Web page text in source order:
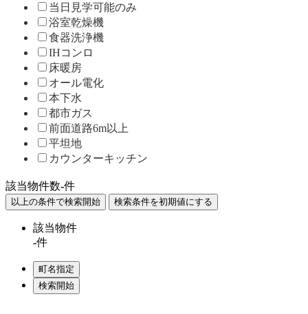
当日見学可能のみ
浴室乾燥機
食器洗浄機
IHコンロ
床暖房
オール電化
本下水
都市ガス
前面道路6m以上
平坦地
カウンターキッチン
該当物件数-件
該当物件
-件